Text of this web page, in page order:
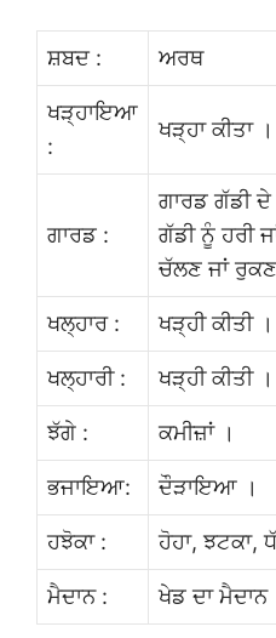
ਸ਼ਬਦ : ਅਰਥ
ਖੜ੍ਹਾਇਆ
:
ਖੜ੍ਹਾ ਕੀਤਾ ।
ਗਾਰਡ :
ਗਾਰਡ ਗੱਡੀ
ਗੱਡੀ ਨੂੰ ਹਰੀ
ਚੱਲਣ ਜਾਂ ਰੁਕਣ
ਖਲ੍ਹਾਰ : ਖੜ੍ਹੀ ਕੀਤੀ ।
ਖਲ੍ਹਾਰੀ : ਖੜ੍ਹੀ ਕੀਤੀ ।
ਝੱਗੇ : ਕਮੀਜ਼ਾਂ ।
ਭਜਾਇਆ: ਦੌੜਾਇਆ ।
ਹਝੋਕਾ : ਹੋਹਾ, ਝਟਕਾ,
ਮੈਦਾਨ : ਖੇਡ ਦਾ ਮੈਦਾਨ